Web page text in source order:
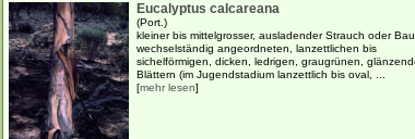
Eucalyptus calcareana
(Port.)
kleiner bis mittelgrosser, ausladender Strauch oder
wechselständig angeordneten, lanzettlichen bis
sichelförmigen, dicken, ledrigen, graugrünen,
Blättern (im Jugendstadium lanzettlich bis oval, ...
[mehr lesen]